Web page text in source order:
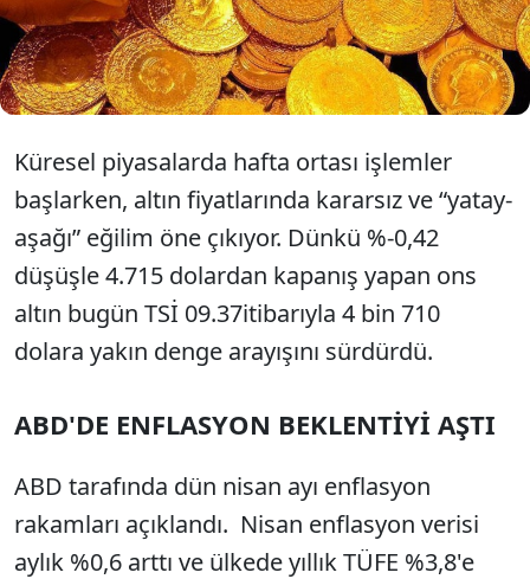
altın fiyatlarına yönelik beklentilerini açıkladı.
İşte detaylar...
Küresel piyasalarda hafta ortası işlemler
başlarken, altın fiyatlarında kararsız ve “yatay-
aşağı” eğilim öne çıkıyor. Dünkü %-0,42
düşüşle 4.715 dolardan kapanış yapan ons
altın bugün TSİ 09.37itibarıyla 4 bin 710
dolara yakın denge arayışını sürdürdü.
ABD'DE ENFLASYON BEKLENTİYİ AŞTI
ABD tarafında dün nisan ayı enflasyon
rakamları açıklandı. Nisan enflasyon verisi
aylık %0,6 arttı ve ülkede yıllık TÜFE %3,8'e